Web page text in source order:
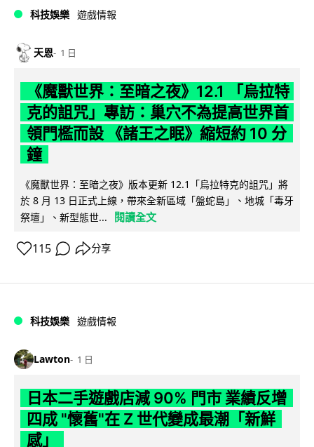
科技娛樂 遊戲情報
天恩 1 日
《魔獸世界：至暗之夜》12.1 「烏拉特
克的詛咒」專訪：巢穴不為提高世界首
領門檻而設 《諸王之眠》縮短約 10 分
鐘
《魔獸世界：至暗之夜》版本更新 12.1「烏拉特克的詛咒」將
於 8 月 13 日正式上線，帶來全新區域「盤蛇島」、地城「毒牙
祭壇」、新型態世...
閱讀全文
115 分享
科技娛樂 遊戲情報
Lawton 1 日
日本二手遊戲店減 90% 門市 業績反增
四成 "懷舊"在 Z 世代變成最潮「新鮮
感」